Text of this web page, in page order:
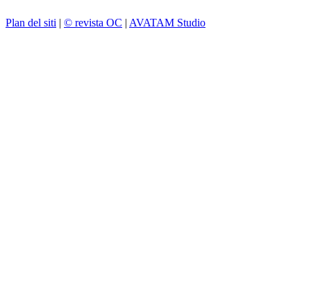
Plan del siti | © revista OC | AVATAM Studio